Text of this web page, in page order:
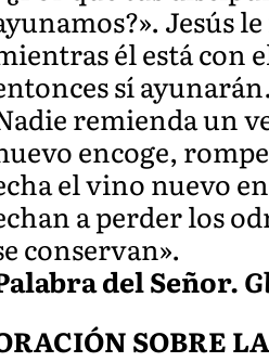
Jesús
él está con
sí ayunarán.
remienda un
encoge,
el vino nuevo
a perder los
conservan».
del Señor.
SOBRE